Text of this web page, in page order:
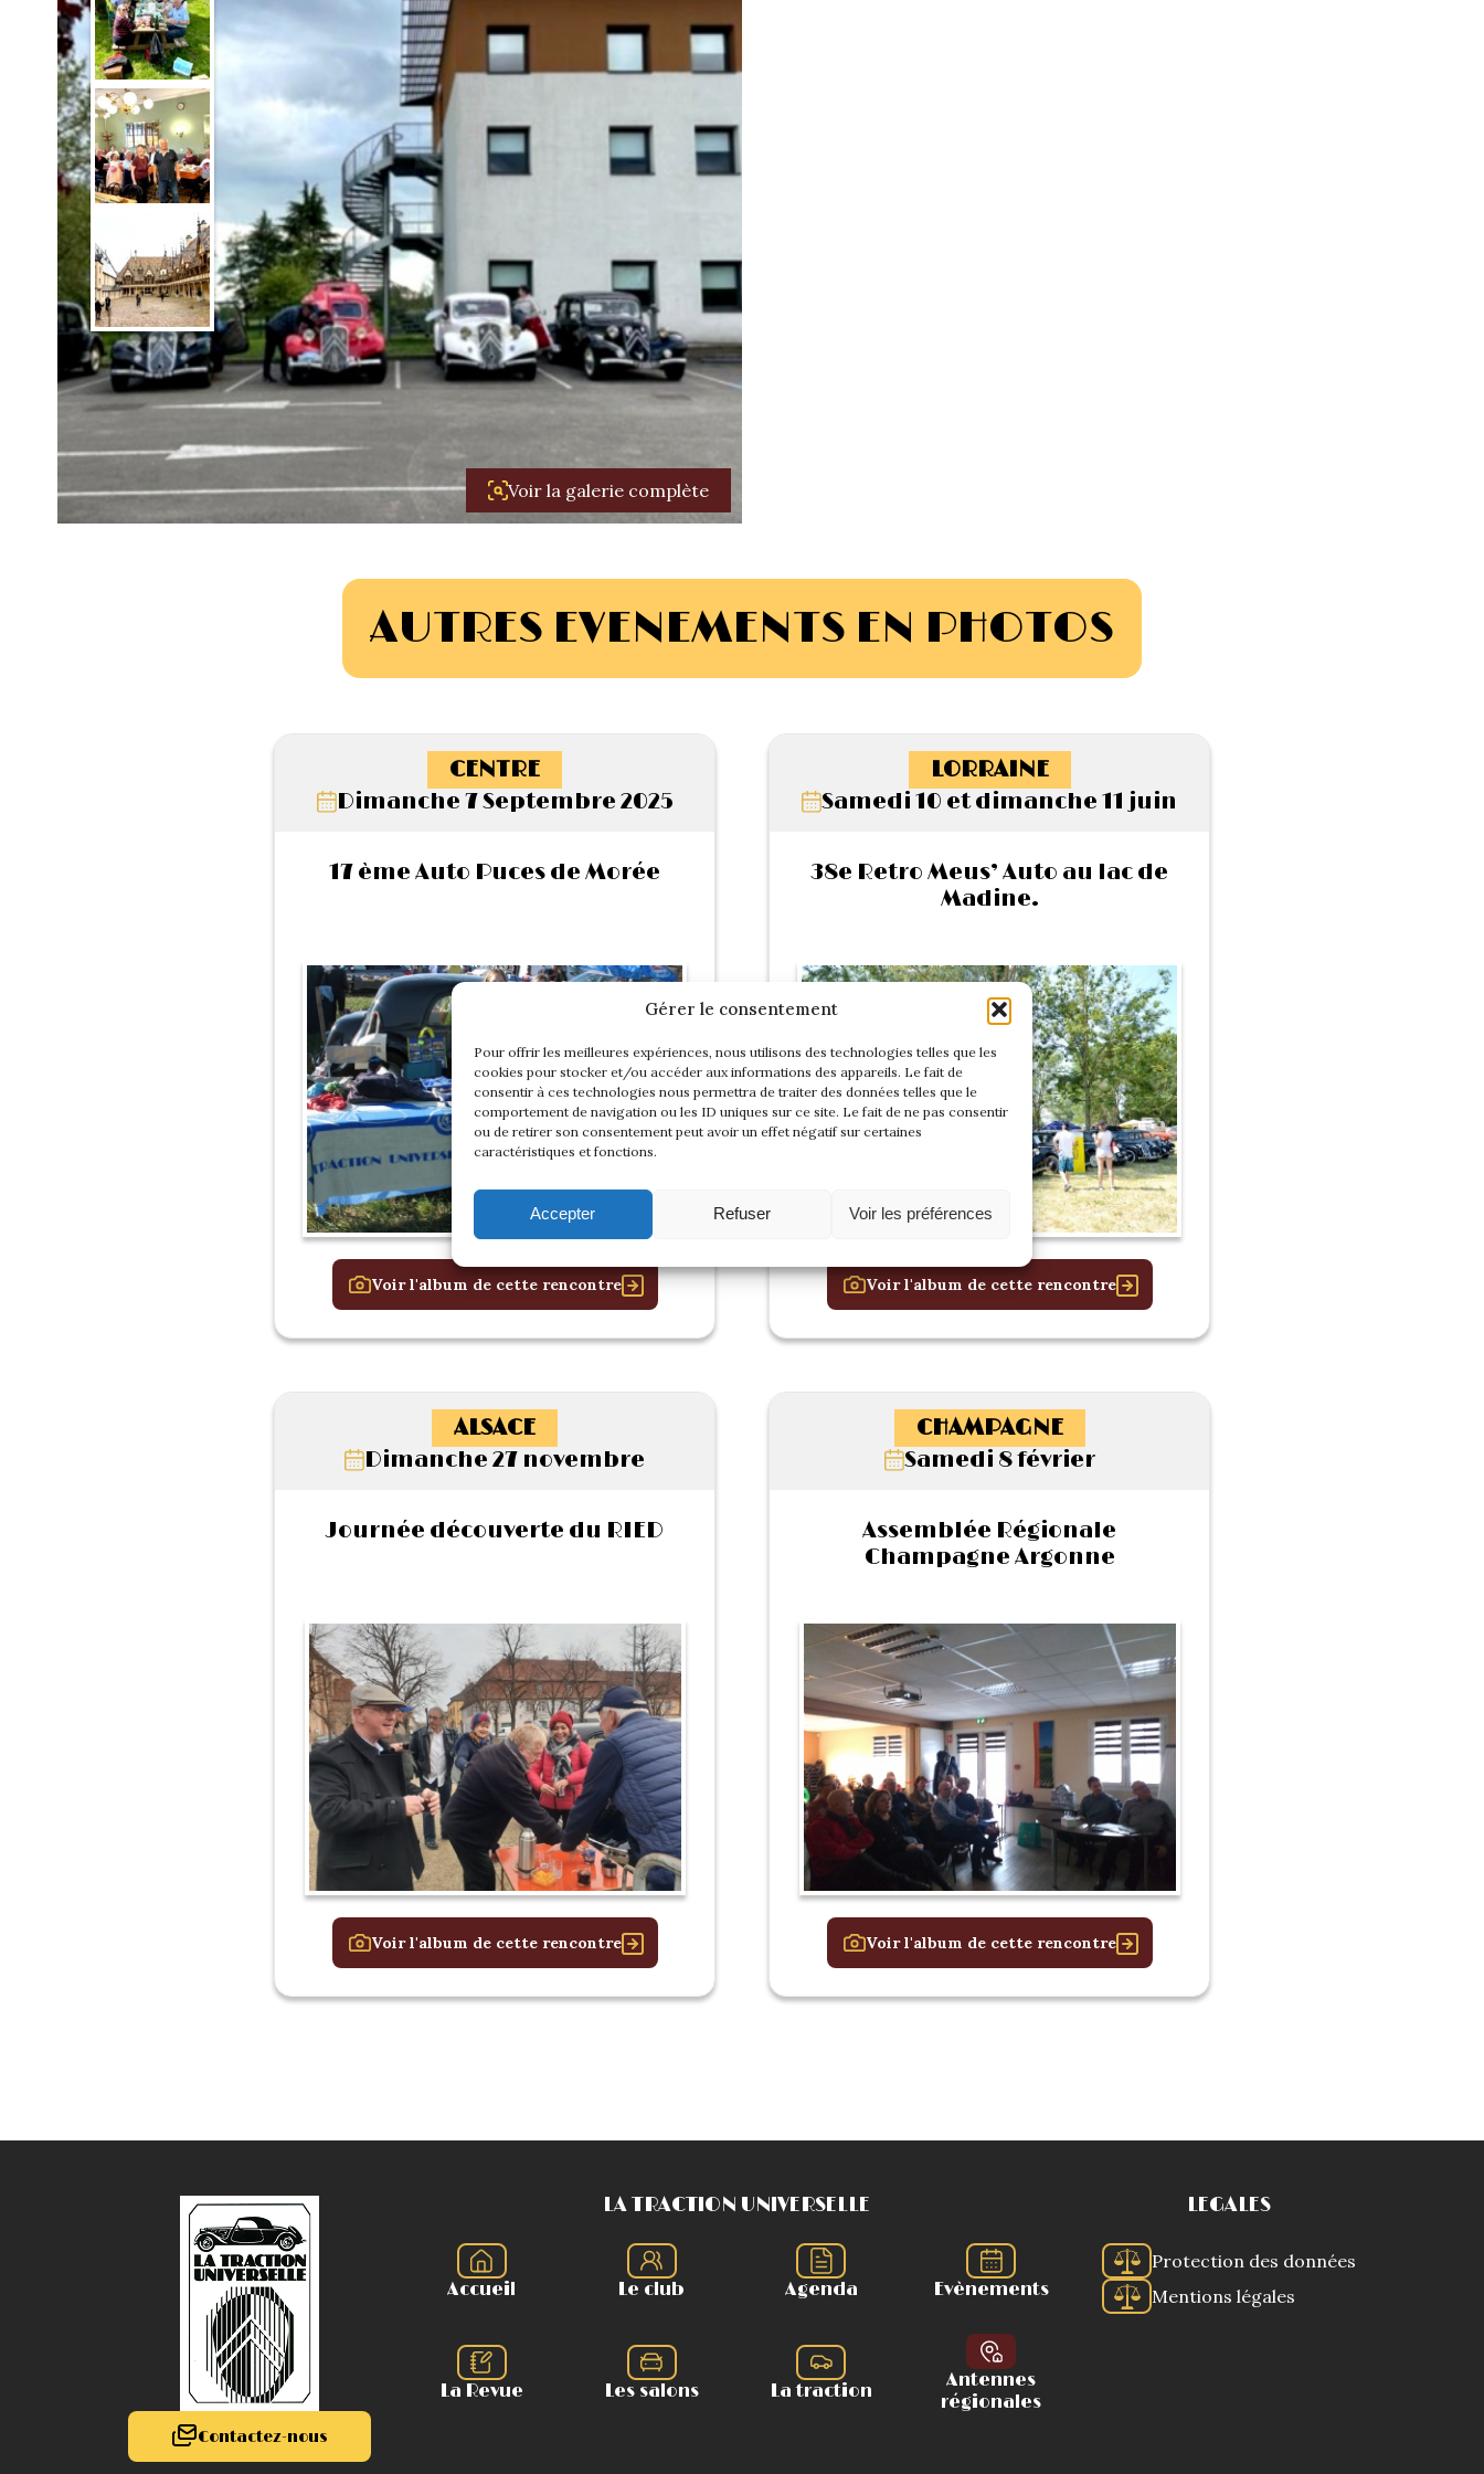
Gérer le consentement
Pour offrir les meilleures expériences, nous utilisons des technologies telles que les
cookies pour stocker et/ou accéder aux informations des appareils. Le fait de
consentir à ces technologies nous permettra de traiter des données telles que le
comportement de navigation ou les ID uniques sur ce site. Le fait de ne pas consentir
ou de retirer son consentement peut avoir un effet négatif sur certaines
caractéristiques et fonctions.
Accepter Refuser Voir les préférences
Voir la galerie complète
AUTRES EVENEMENTS EN PHOTOS
CENTRE
Dimanche 7 Septembre 2025
17 ème Auto Puces de Morée
Voir l'album de cette rencontre
LORRAINE
Samedi 10 et dimanche 11 juin
38e Retro Meus’ Auto au lac de
Madine.
Voir l'album de cette rencontre
ALSACE
Dimanche 27 novembre
Journée découverte du RIED
Voir l'album de cette rencontre
CHAMPAGNE
Samedi 8 février
Assemblée Régionale
Champagne Argonne
Voir l'album de cette rencontre
Contactez-nous
LA TRACTION UNIVERSELLE
Accueil Le club Agenda Evènements
La Revue Les salons La traction
Antennes
régionales
LEGALES
Protection des données
Mentions légales